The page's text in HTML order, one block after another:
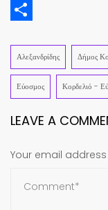
Email
Αλεξανδρίδης Δήμος
Εύοσμος Κορδελιό -
LEAVE A
Your email